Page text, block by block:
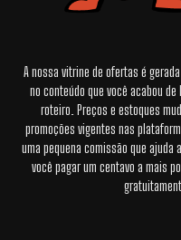
A nossa vitrine de ofertas é
no conteúdo que você acabou
roteiro. Preços e estoques
promoções vigentes nas
uma pequena comissão que
você pagar um centavo a mais